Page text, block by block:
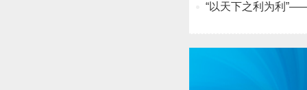
“以天下之利为利